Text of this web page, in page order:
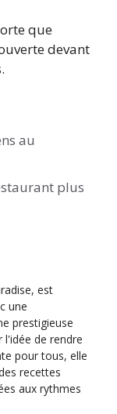
que
devant
au
plus
est
une
prestigieuse
l'idée de rendre
pour tous, elle
recettes
aux rythmes